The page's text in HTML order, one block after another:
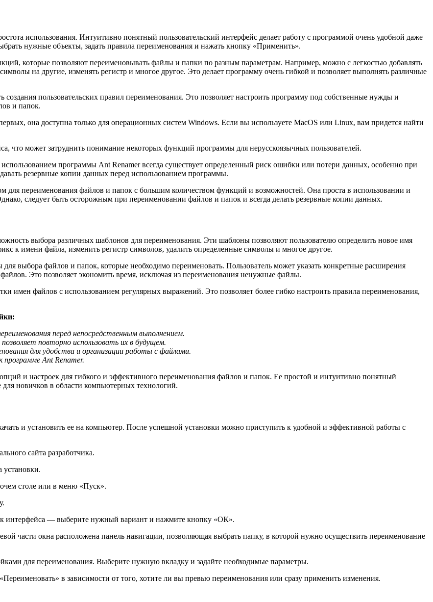
использования. Интуитивно понятный пользовательский интерфейс делает работу с программой очень удобной даже
нужные объекты, задать правила переименования и нажать кнопку «Применить».
которые позволяют переименовывать файлы и папки по разным параметрам. Например, можно с легкостью добавлять
на другие, изменять регистр и многое другое. Это делает программу очень гибкой и позволяет выполнять различные
пользовательских правил переименования. Это позволяет настроить программу под собственные нужды и
и папок.
она доступна только для операционных систем Windows. Если вы используете MacOS или Linux, вам придется найти
что может затруднить понимание некоторых функций программы для нерусскоязычных пользователей.
программы Ant Renamer всегда существует определенный риск ошибки или потери данных, особенно при
резервные копии данных перед использованием программы.
для переименования файлов и папок с большим количеством функций и возможностей. Она проста в использовании и
следует быть осторожным при переименовании файлов и папок и всегда делать резервные копии данных.
выбора различных шаблонов для переименования. Эти шаблоны позволяют пользователю определить новое имя
к имени файла, изменить регистр символов, удалить определенные символы и многое другое.
выбора файлов и папок, которые необходимо переименовать. Пользователь может указать конкретные расширения
Это позволяет экономить время, исключая из переименования ненужные файлы.
имен файлов с использованием регулярных выражений. Это позволяет более гибко настроить правила переименования,
перед непосредственным выполнением.
повторно использовать их в будущем.
для удобства и организации работы с файлами.
программе Ant Renamer.
и настроек для гибкого и эффективного переименования файлов и папок. Ее простой и интуитивно понятный
новичков в области компьютерных технологий.
и установить ее на компьютер. После успешной установки можно приступить к удобной и эффективной работы с
сайта разработчика.
установки.
столе или в меню «Пуск».
интерфейса — выберите нужный вариант и нажмите кнопку «ОК».
части окна расположена панель навигации, позволяющая выбрать папку, в которой нужно осуществить переименование
для переименования. Выберите нужную вкладку и задайте необходимые параметры.
в зависимости от того, хотите ли вы превью переименования или сразу применить изменения.